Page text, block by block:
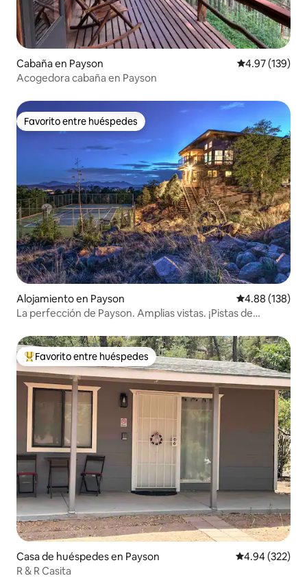
Cabaña en Payson Calificación
4.97 (139)
Acogedora cabaña en Payson
Favorito entre huéspedes
Favorito entre huéspedes
Alojamiento en Payson Calificación
4.88 (138)
La perfección de Payson. Amplias vistas. ¡Pistas de
Favorito entre huéspedes preferido
Favorito entre huéspedes
Casa de huéspedes en Payson Calificación
4.94 (322)
R & R Casita